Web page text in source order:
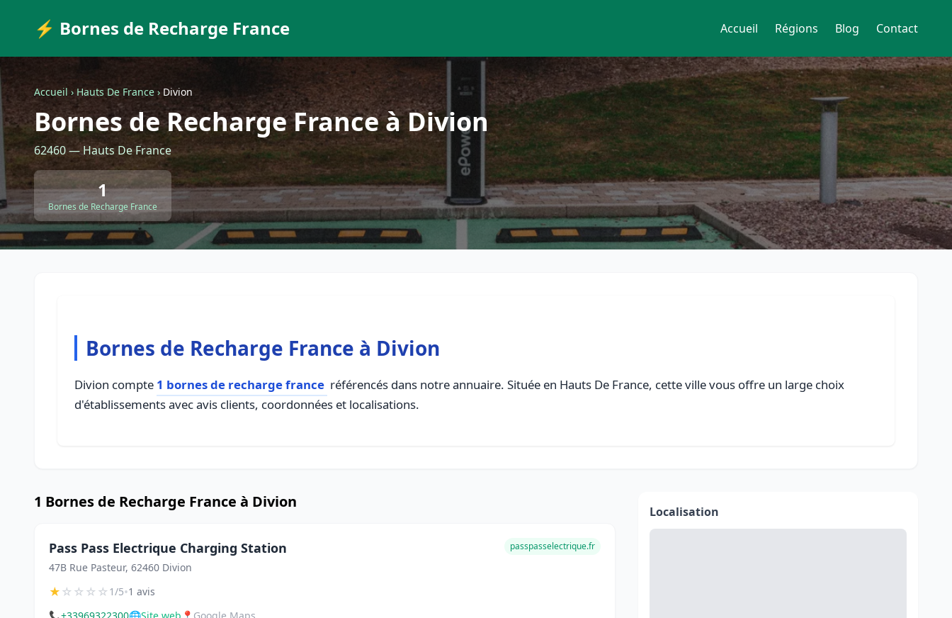
⚡ Bornes de Recharge France Accueil Régions Blog Contact
Accueil › Hauts De France › Divion
Bornes de Recharge France à Divion
62460 — Hauts De France
1
Bornes de Recharge France
Bornes de Recharge France à Divion
Divion compte 1 bornes de recharge france référencés dans notre annuaire. Située en Hauts De France, cette ville vous offre un large choix
d'établissements avec avis clients, coordonnées et localisations.
1 Bornes de Recharge France à Divion
Pass Pass Electrique Charging Station
47B Rue Pasteur, 62460 Divion
passpasselectrique.fr
★☆☆☆☆1/5•1 avis
Localisation